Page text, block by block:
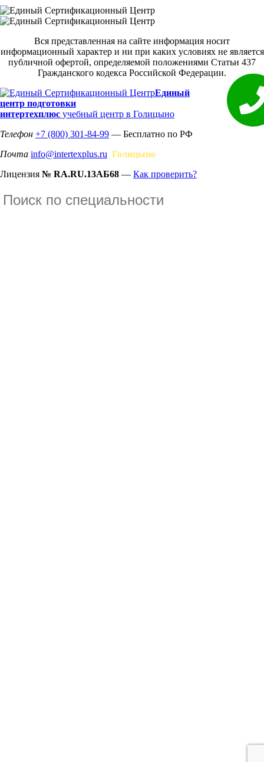
Вся представленная на сайте информация носит
информационный характер и ни при каких условиях не является
публичной офертой, определяемой положениями Статьи 437
Гражданского кодекса Российской Федерации.
Единый
центр подготовки
интертехплюс учебный центр в Голицыно
Телефон +7 (800) 301-84-99 — Бесплатно по РФ
Почта info@intertexplus.ru Голицыно
Лицензия № RA.RU.13АБ68 — Как проверить?